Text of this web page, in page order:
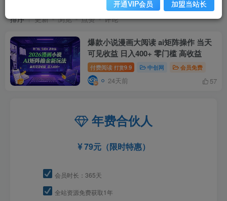
排序 更新 浏览 点赞 评论
爆款小说漫画大阅读 ai矩阵操作 当天
可见收益 日入400+ 零门槛 高收益
付费阅读 打赏9.9 中创网 会员免费
24天前 57
年费合伙人
79元（限时特惠）
会员时长：365天
全站资源免费获取1年
开通VIP会员 加盟当站长